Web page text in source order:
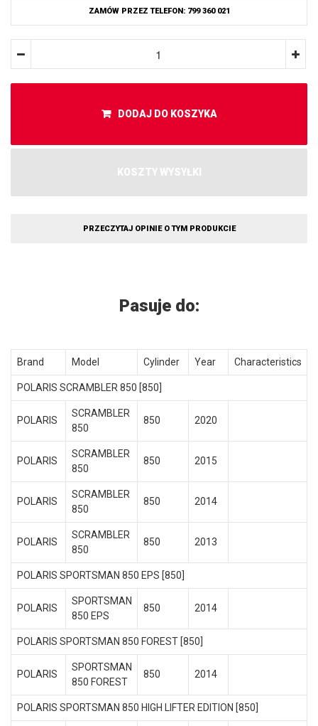
ZAMÓW PRZEZ TELEFON: 799 360 021
DODAJ DO KOSZYKA
KOSZTY WYSYŁKI
PRZECZYTAJ OPINIE O TYM PRODUKCIE
Pasuje do:
Brand Model Cylinder Year Characteristics
POLARIS SCRAMBLER 850 [850]
POLARIS
SCRAMBLER
850
850 2020
POLARIS
SCRAMBLER
850
850 2015
POLARIS
SCRAMBLER
850
850 2014
POLARIS
SCRAMBLER
850
850 2013
POLARIS SPORTSMAN 850 EPS [850]
POLARIS
SPORTSMAN
850 EPS
850 2014
POLARIS SPORTSMAN 850 FOREST [850]
POLARIS
SPORTSMAN
850 FOREST
850 2014
POLARIS SPORTSMAN 850 HIGH LIFTER EDITION [850]